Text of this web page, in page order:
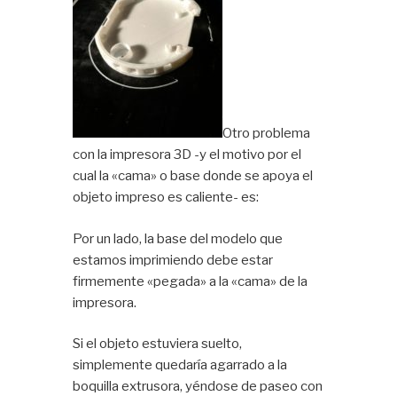
Otro problema
con la impresora 3D -y el motivo por el
cual la «cama» o base donde se apoya el
objeto impreso es caliente- es:
Por un lado, la base del modelo que
estamos imprimiendo debe estar
firmemente «pegada» a la «cama» de la
impresora.
Si el objeto estuviera suelto,
simplemente quedaría agarrado a la
boquilla extrusora, yéndose de paseo con